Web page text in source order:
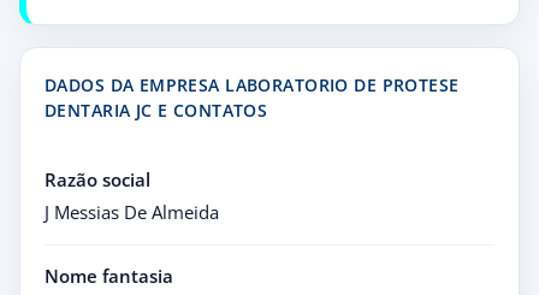
DADOS DA EMPRESA LABORATORIO DE PROTESE
DENTARIA JC E CONTATOS
Razão social
J Messias De Almeida
Nome fantasia